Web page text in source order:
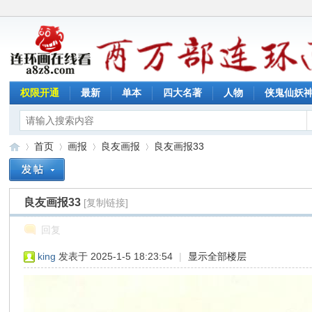
权限开通 最新 单本 四大名著 人物 侠鬼仙妖
»
首页
›
画报
›
良友画报 良友画报33
良友画报33 [复制链接]
回复
king 发表于 2025-1-5 18:23:54 | 显示全部楼层